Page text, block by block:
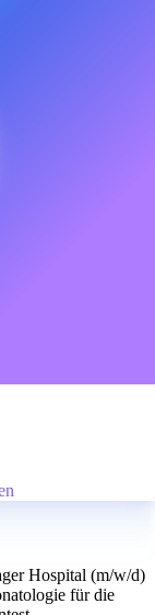
Hospital (m/w/d)
für die